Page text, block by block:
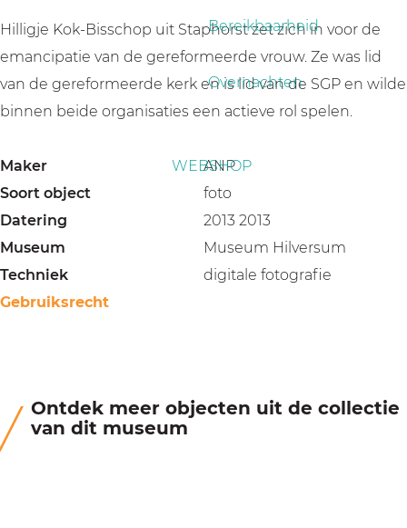
Bereikbaarheid
Overnachten
WEBSHOP
Hilligje Kok-Bisschop uit Staphorst zet zich in voor de
emancipatie van de gereformeerde vrouw. Ze was lid
van de gereformeerde kerk en is lid van de SGP en wilde
binnen beide organisaties een actieve rol spelen.
Maker
ANP
Soort object
foto
Datering
2013 2013
Museum
Museum Hilversum
Techniek
digitale fotografie
Gebruiksrecht
Ontdek meer objecten uit de collectie
van dit museum